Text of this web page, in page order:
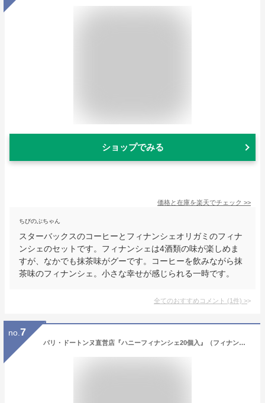
ショップでみる
価格と在庫を楽天でチェック >>
ちびのぶちゃん
スターバックスのコーヒーとフィナンシェオリガミのフィナ
ンシェのセットです。フィナンシェは4酒類の味が楽しめま
すが、なかでも抹茶味がグーです。コーヒーを飲みながら抹
茶味のフィナンシェ。小さな幸せが感じられる一時です。
全てのおすすめコメント (1件) >
no. 7
パリ・ドートンヌ直営店『ハニーフィナンシェ20個入』（フィナンシェ ギフト 内祝い お菓子 美味しい ホワイトデー 御礼 御祝 母の日 父の日 お中元 誕生日 人気 内祝 快気祝 快気内祝 お歳暮 御歳暮 おすすめ お取り寄せ 焼菓子 引菓子 贈り物 洋菓子 スイーツ 寒中見舞い）